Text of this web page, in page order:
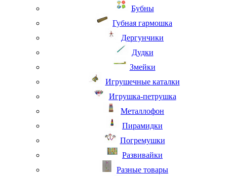
Бубны
Губная гармошка
Дергунчики
Дудки
Змейки
Игрушечные каталки
Игрушка-петрушка
Металлофон
Пирамидки
Погремушки
Развивайки
Разные товары